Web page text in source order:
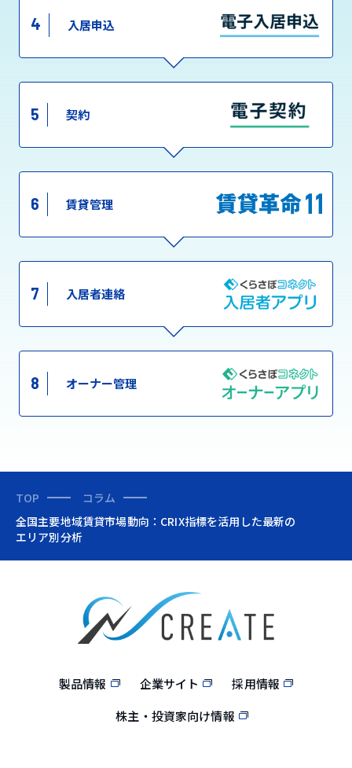
4 入居申込
5 契約
6 賃貸管理
7 入居者連絡
8 オーナー管理
TOP
コラム
全国主要地域賃貸市場動向：CRIX指標を活用した最新の
エリア別分析
製品情報 企業サイト
採用情報
株主・投資家向け情報